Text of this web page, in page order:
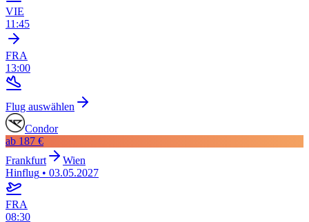
VIE
11:45
FRA
13:00
Flug auswählen
Condor
ab 187 €
Frankfurt
Wien
Hinflug • 03.05.2027
FRA
08:30